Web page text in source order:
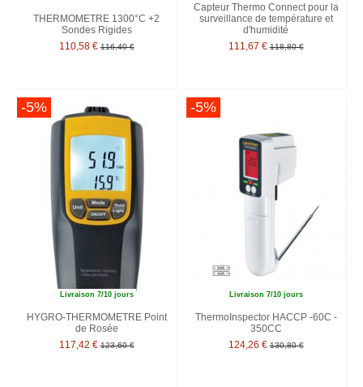
THERMOMETRE 1300°C +2
Sondes Rigides
110,58 € 116,40 €
Capteur Thermo Connect pour la
surveillance de température et
d'humidité
111,67 € 118,80 €
-5%
Livraison 7/10 jours
HYGRO-THERMOMETRE Point
de Rosée
117,42 € 123,60 €
-5%
Livraison 7/10 jours
ThermoInspector HACCP -60C -
350CC
124,26 € 130,80 €